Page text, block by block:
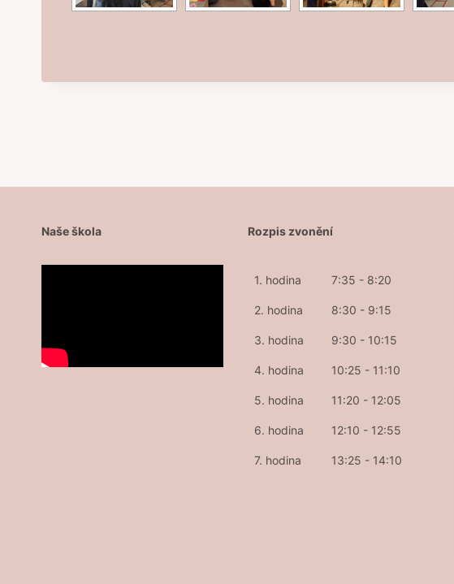
Naše škola Rozpis zvonění
1. hodina 7:35 - 8:20
2. hodina 8:30 - 9:15
3. hodina 9:30 - 10:15
4. hodina 10:25 - 11:10
5. hodina 11:20 - 12:05
6. hodina 12:10 - 12:55
7. hodina 13:25 - 14:10